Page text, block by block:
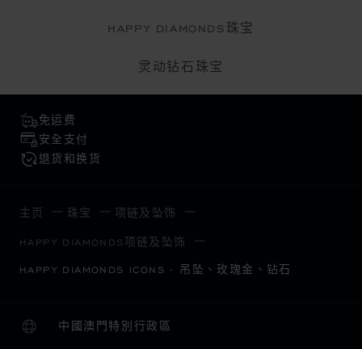
HAPPY DIAMONDS珠宝
灵动钻石珠宝
免运费
安全支付
退货和换货
主页 珠宝 项链及坠饰
HAPPY DIAMONDS项链及坠饰
HAPPY DIAMONDS ICONS - 吊坠、玫瑰金、钻石
中國澳門特別行政區
本地化（更改国家/地区）
更改国家/地区